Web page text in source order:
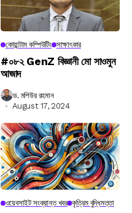
কোয়ান্টাম কম্পিউটিং সাক্ষাৎকার
#০৮২ GenZ বিজ্ঞানী মো সাওমুন
আজাদ
ড. মশিউর রহমান
August 17, 2024
ওয়েবসাইট সংক্রান্ত খবর কৃত্রিম বুদ্ধিমত্তা